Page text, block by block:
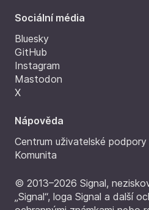
Sociální média
Bluesky
GitHub
Instagram
Mastodon
X
Nápověda
Centrum uživatelské podpory
Komunita
© 2013–2026 Signal,
„Signal“, loga Signal a další